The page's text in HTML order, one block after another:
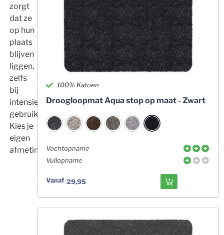
zorgt
dat ze
op hun
plaats
blijven
liggen,
zelfs
bij
intensief
gebruik.
Kies je
eigen
afmeting!
100% Katoen
Droogloopmat Aqua stop op maat - Zwart
Vochtopname
Vuilopname
Vanaf 29,95